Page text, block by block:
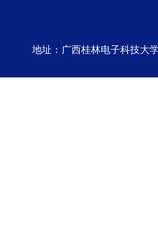
地址：广西桂林电子科技大